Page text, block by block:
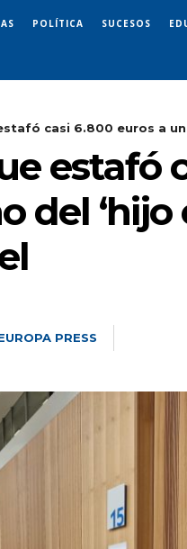
POLÍTICA SUCESOS
casi 6.800 euros a
estafó
del ‘hijo
PRESS